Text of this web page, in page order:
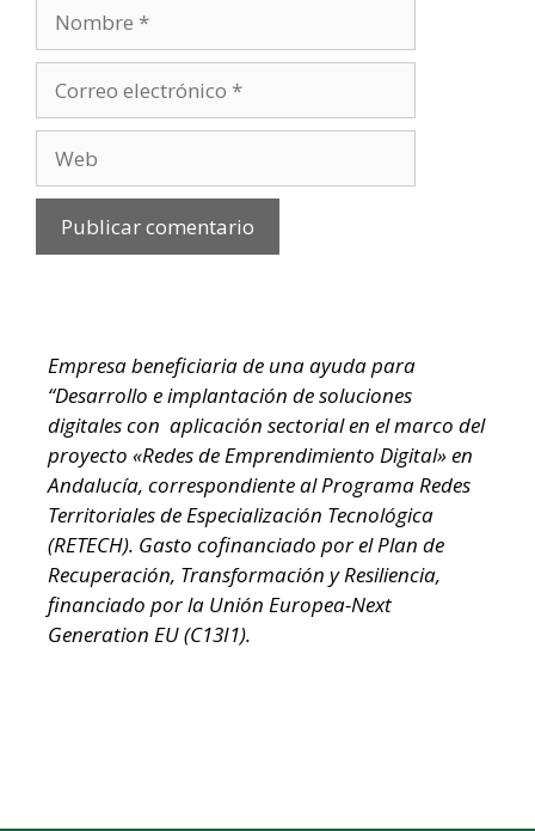
electrónico
Empresa beneficiaria de una ayuda para
“Desarrollo e implantación de soluciones
digitales con aplicación sectorial en el marco del
proyecto «Redes de Emprendimiento Digital» en
Andalucía, correspondiente al Programa Redes
Territoriales de Especialización Tecnológica
(RETECH). Gasto cofinanciado por el Plan de
Recuperación, Transformación y Resiliencia,
financiado por la Unión Europea-Next
Generation EU (C13I1).